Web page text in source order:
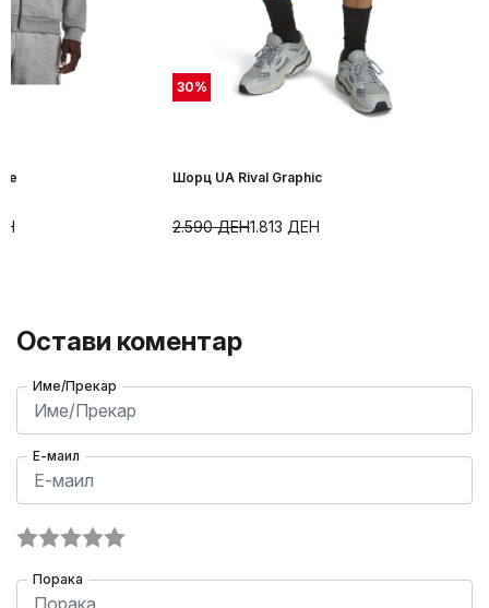
30%
Шорц UA Rival Graphic
1.813 ДЕН
2.590ДЕН
Остави коментар
Име/Прекар
Е-маил
Порака